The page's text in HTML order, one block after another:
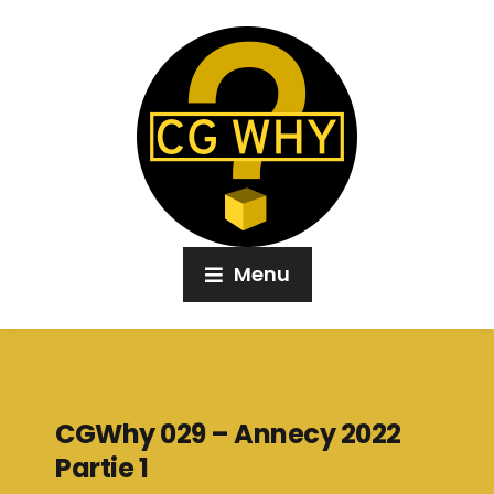
Menu
CGWhy 029 – Annecy 2022
Partie 1